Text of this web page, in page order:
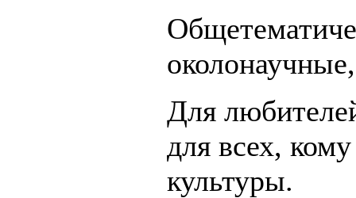
Для
для всех,
культуры.